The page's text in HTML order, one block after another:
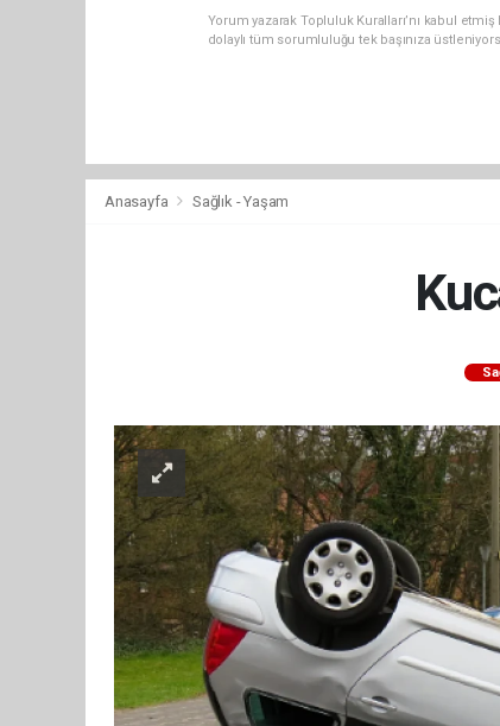
Yorum yazarak Topluluk Kuralları’nı kabul
dolaylı tüm sorumluluğu tek başınıza
Anasayfa Sağlık - Yaşam